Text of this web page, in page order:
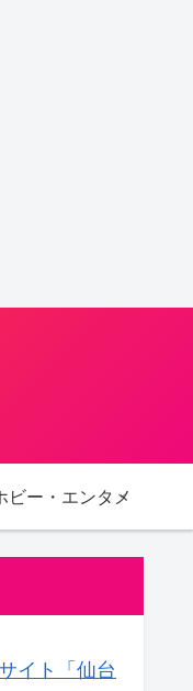
ビー・エンタメ
イト「仙台